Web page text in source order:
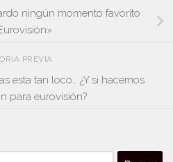
ningún momento favorito
PREVIA
esta tan loco… ¿Y si hacemos
para eurovisión?